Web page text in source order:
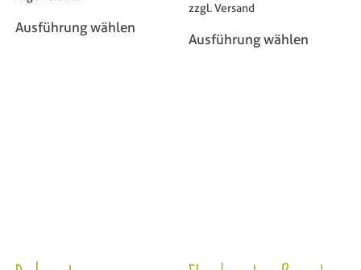
Ausführung wählen
zzgl.Versand
Ausführung wählen